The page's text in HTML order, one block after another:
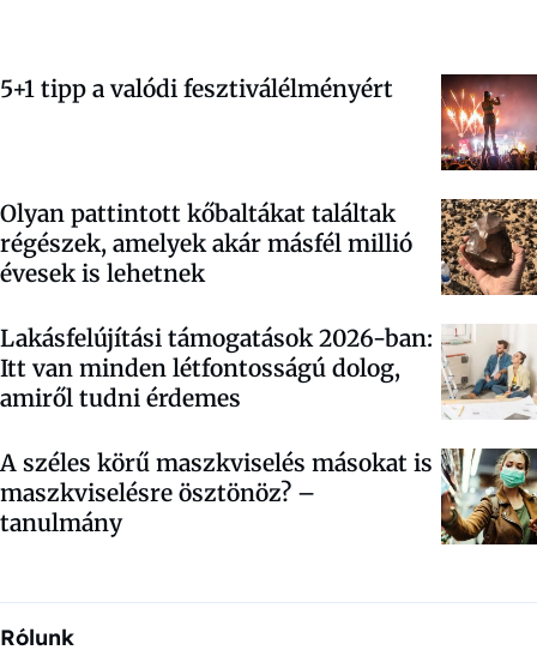
5+1 tipp a valódi fesztiválélményért
Olyan pattintott kőbaltákat találtak
régészek, amelyek akár másfél millió
évesek is lehetnek
Lakásfelújítási támogatások 2026-ban:
Itt van minden létfontosságú dolog,
amiről tudni érdemes
A széles körű maszkviselés másokat is
maszkviselésre ösztönöz? –
tanulmány
Rólunk